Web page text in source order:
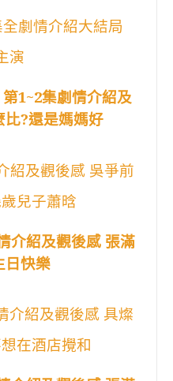
劇情介紹大結局
演
1~2集劇情介紹及
比?還是媽媽好
紹及觀後感 吳爭前
兒子蕭晗
介紹及觀後感 張滿
日快樂
介紹及觀後感 具燦
在酒店攪和